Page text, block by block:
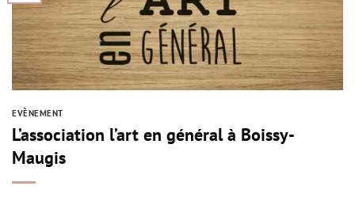
EVÈNEMENT
L’association l’art en général à Boissy-
Maugis